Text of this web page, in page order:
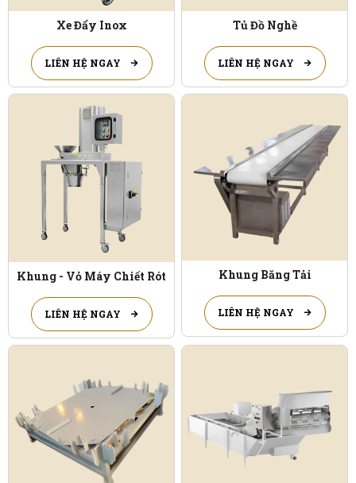
Xe Đẩy Inox
LIÊN HỆ NGAY
Tủ Đồ Nghề
LIÊN HỆ NGAY
Khung - Vỏ Máy Chiết Rót
LIÊN HỆ NGAY
Khung Băng Tải
LIÊN HỆ NGAY